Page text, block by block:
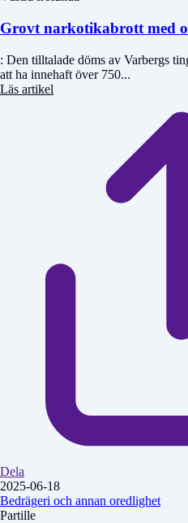
Grovt narkotikabrott med
: Den tilltalade döms av Varbergs
att ha innehaft över 750...
Läs artikel
Dela
2025-06-18
Bedrägeri och annan oredlighet
Partille